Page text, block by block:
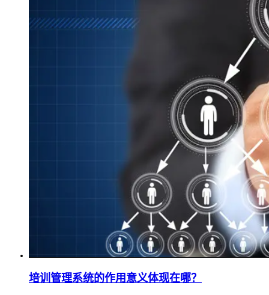
培训管理系统的作用意义体现在哪？